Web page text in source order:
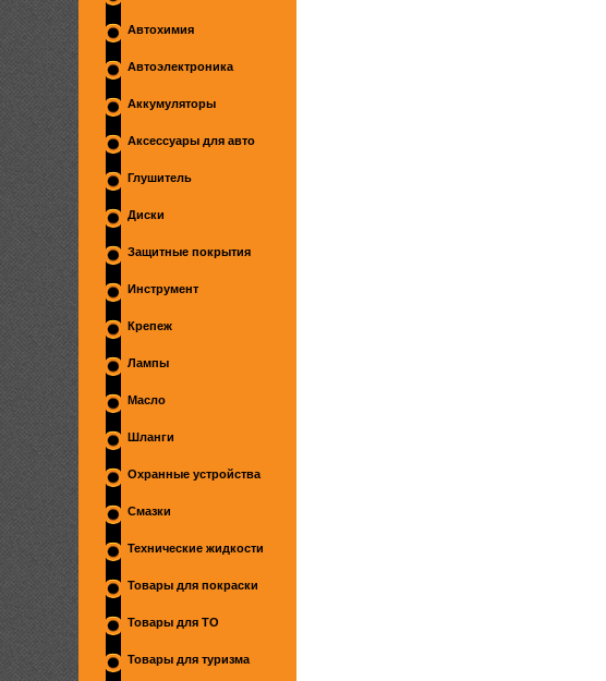
Автохимия
Автоэлектроника
Аккумуляторы
Аксессуары для авто
Глушитель
Диски
Защитные покрытия
Инструмент
Крепеж
Лампы
Масло
Шланги
Охранные устройства
Смазки
Технические жидкости
Товары для покраски
Товары для ТО
Товары для туризма